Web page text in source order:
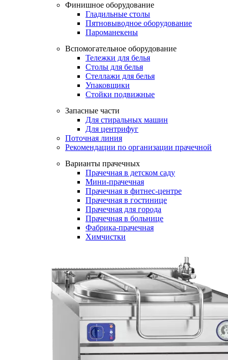
Финишное оборудование
Гладильные столы
Пятновыводное оборудование
Пароманекены
Вспомогательное оборудование
Тележки для белья
Столы для белья
Стеллажи для белья
Упаковщики
Стойки подвижные
Запасные части
Для стиральных машин
Для центрифуг
Поточная линия
Рекомендации по организации прачечной
Варианты прачечных
Прачечная в детском саду
Мини-прачечная
Прачечная в фитнес-центре
Прачечная в гостинице
Прачечная для города
Прачечная в больнице
Фабрика-прачечная
Химчистки